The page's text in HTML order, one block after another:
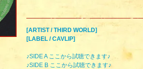
[ARTIST / THIRD WORLD]
[LABEL / CAVLIP]
♪SIDE A ここから試聴できます♪
♪SIDE B ここから試聴できます♪